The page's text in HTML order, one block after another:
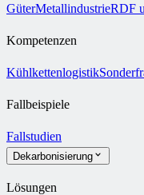
GüterMetallindustrieRDF
Kompetenzen
Kühlkettenlogistik
Fallbeispiele
Fallstudien
Dekarbonisierung
Lösungen